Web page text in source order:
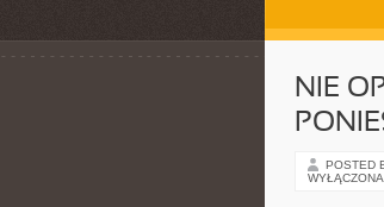
NIE
POSTED
WYŁĄCZONA